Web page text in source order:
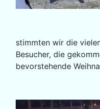
stimmten wir die
Besucher, die
bevorstehende